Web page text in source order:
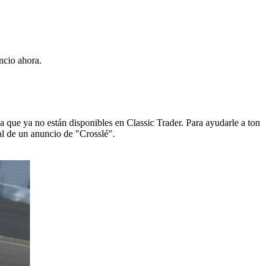
ahora.
ya no están disponibles en Classic Trader. Para ayudarle a
de un anuncio de "Crosslé".